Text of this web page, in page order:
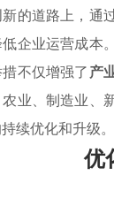
的道路上，通
低企业运营成
不仅增强了产
业、制造业、
续优化和升级。
优